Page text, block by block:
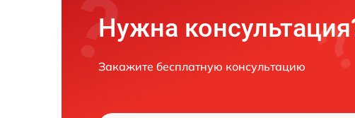
Нужна
Закажите бесплатную консультацию